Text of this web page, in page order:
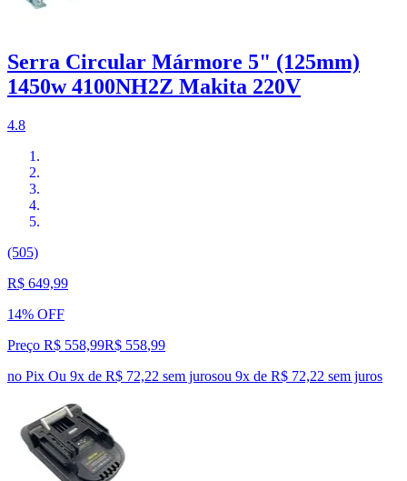
Serra Circular Mármore 5" (125mm)
1450w 4100NH2Z Makita 220V
4.8
(505)
R$ 649,99
14% OFF
Preço R$ 558,99R$ 558,99
no Pix Ou 9x de R$ 72,22 sem jurosou 9x de R$ 72,22 sem juros